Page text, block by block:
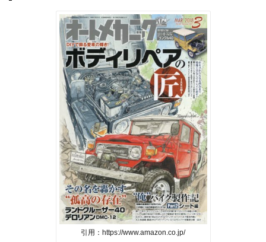
引用：https://www.amazon.co.jp/